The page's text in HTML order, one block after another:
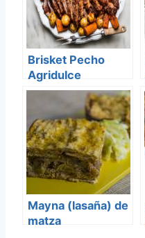
Brisket Pecho
Agridulce
Mayna (lasaña) de
matza